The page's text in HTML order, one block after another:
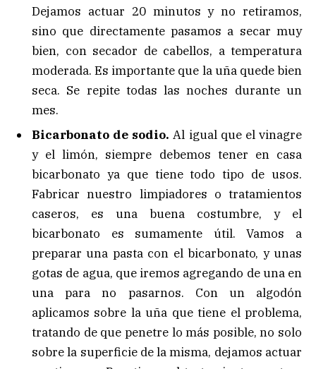
Dejamos actuar 20 minutos y no retiramos,
sino que directamente pasamos a secar muy
bien, con secador de cabellos, a temperatura
moderada. Es importante que la uña quede bien
seca. Se repite todas las noches durante un
mes.
Bicarbonato de sodio. Al igual que el vinagre
y el limón, siempre debemos tener en casa
bicarbonato ya que tiene todo tipo de usos.
Fabricar nuestro limpiadores o tratamientos
caseros, es una buena costumbre, y el
bicarbonato es sumamente útil. Vamos a
preparar una pasta con el bicarbonato, y unas
gotas de agua, que iremos agregando de una en
una para no pasarnos. Con un algodón
aplicamos sobre la uña que tiene el problema,
tratando de que penetre lo más posible, no solo
sobre la superficie de la misma, dejamos actuar